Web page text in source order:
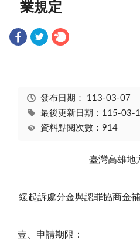
業規定
發布日期： 113-03-07
最後更新日期：115-03-
資料點閱次數：914
臺灣高雄地
緩起訴處分金與認罪協商金
壹、申請期限：